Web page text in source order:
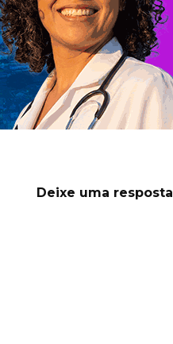
Deixe uma resposta